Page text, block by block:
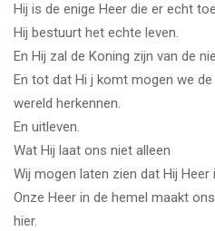
Hij is de enige Heer die er echt
Hij bestuurt het echte leven.
En Hij zal de Koning zijn van de
En tot dat Hi j komt mogen we
wereld herkennen.
En uitleven.
Wat Hij laat ons niet alleen
Wij mogen laten zien dat Hij Heer
Onze Heer in de hemel maakt
hier.